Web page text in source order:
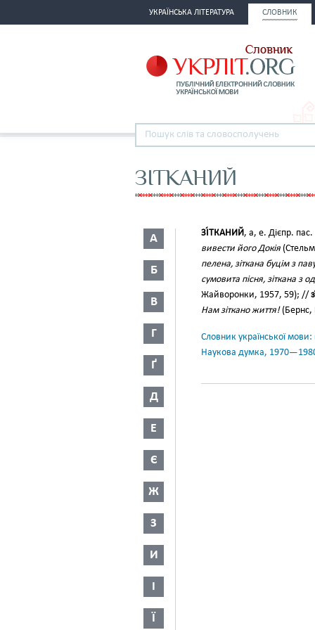
УКРАЇНСЬКА ЛІТЕРАТУРА СЛОВНИК
ЗІТКАНИЙ
А
Б
В
Г
Ґ
Д
Е
Є
Ж
З
И
І
Ї
ЗІ́ТКАНИЙ, а, е. Дієпр.
вивести його Докія
пелена, зіткана буцім з
сумовита пісня, зіткана з
Жайворонки, 1957, 59); //
Нам зіткано життя!(Бернс,
Словник української
Наукова думка,